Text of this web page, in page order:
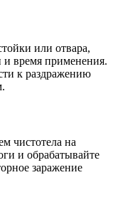
или отвара,
и время применения.
к раздражению
чистотела на
и обрабатывайте
заражение